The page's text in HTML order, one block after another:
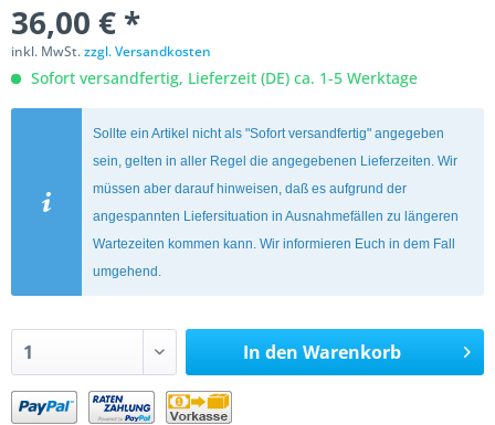
36,00 € *
inkl. MwSt.zzgl. Versandkosten
Sofort versandfertig, Lieferzeit (DE) ca. 1-5 Werktage
Sollte ein Artikel nicht als "Sofort versandfertig" angegeben
sein, gelten in aller Regel die angegebenen Lieferzeiten. Wir
müssen aber darauf hinweisen, daß es aufgrund der
angespannten Liefersituation in Ausnahmefällen zu längeren
Wartezeiten kommen kann. Wir informieren Euch in dem Fall
umgehend.
In den Warenkorb